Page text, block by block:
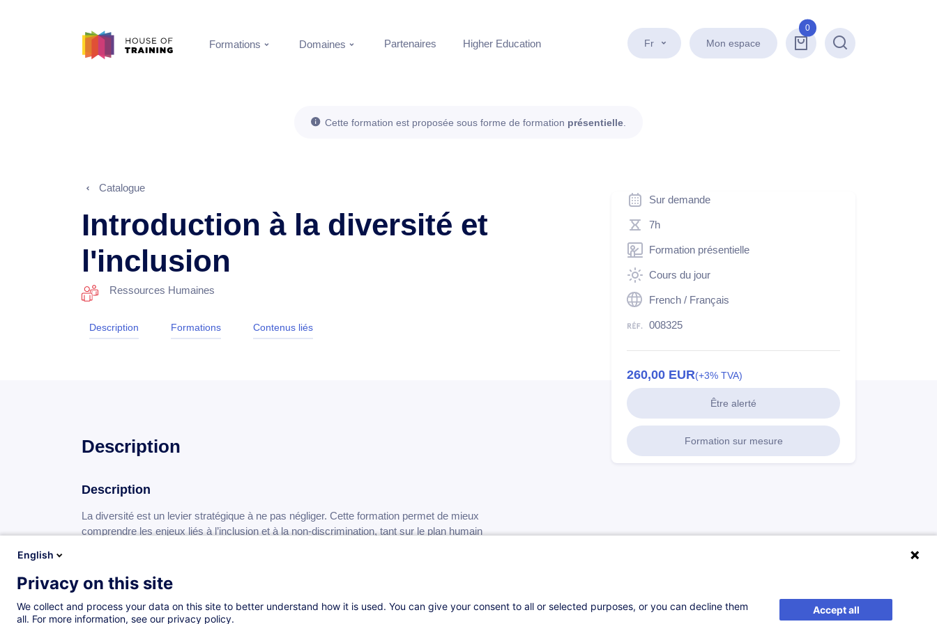
Fr Mon espace
0
Recherche
Formations Domaines Partenaires Higher Education
Cette formation est proposée sous forme de formation présentielle
Catalogue
Introduction à la diversité et
l'inclusion
Ressources Humaines
Description Formations Contenus liés
Sur demande
7h
Formation présentielle
Cours du jour
French / Français
008325
260,00 EUR(+3% TVA)
Être alerté
Formation sur mesure
Description
Description
La diversité est un levier stratégique à ne pas négliger. Cette formation permet de mieux
comprendre les enjeux liés à l’inclusion et à la non-discrimination, tant sur le plan humain
durable. Une démarche essentielle pour attirer, engager et fidéliser les talents d’aujourd’hui et de
demain.
English
Privacy on this site
We collect and process your data on this site to better understand how it is used. You can give your consent to all or selected purposes, or you can decline them
all. For more information, see our privacy policy.
Accept all